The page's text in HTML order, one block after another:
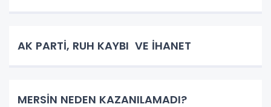
AK PARTİ, RUH KAYBI VE İHANET
MERSİN NEDEN KAZANILAMADI?